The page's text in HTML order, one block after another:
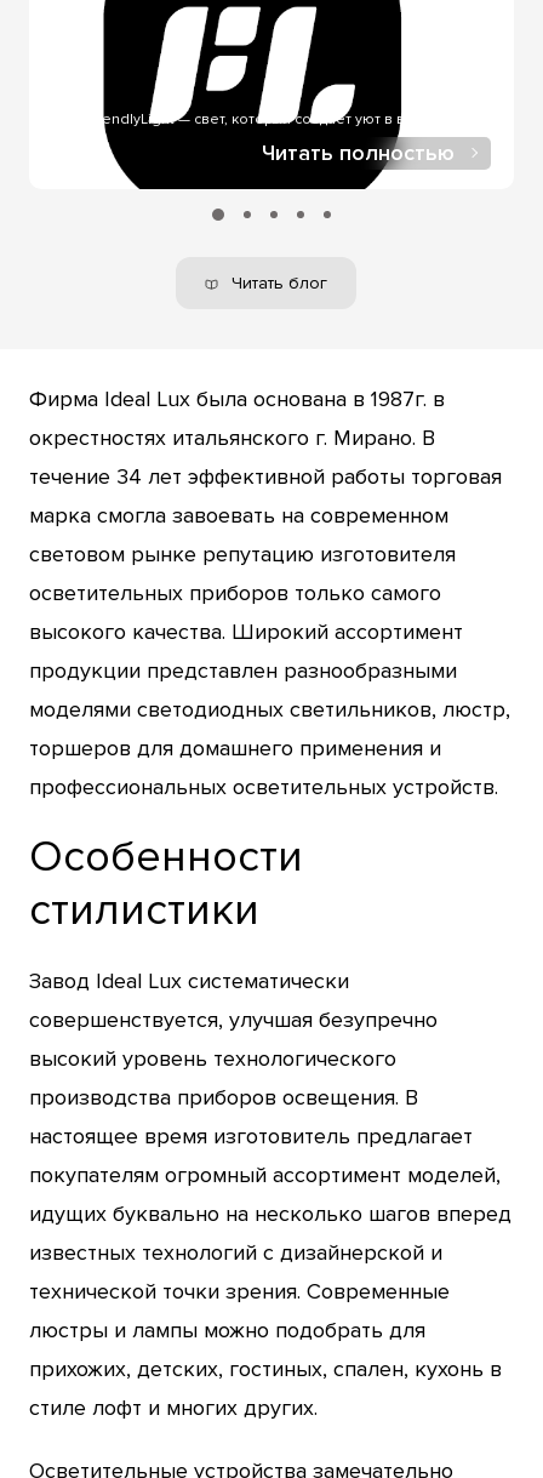
через службы доставки. Оплата онлайн через LiqPay -
при онлайн-покупке, в нашем интернет-магазине.
FriendlyLight — свет, который создает уют в вашем доме..
Читать полностью
Читать блог
Фирма Ideal Lux была основана в 1987г. в
окрестностях итальянского г. Мирано. В
течение 34 лет эффективной работы торговая
марка смогла завоевать на современном
световом рынке репутацию изготовителя
осветительных приборов только самого
высокого качества. Широкий ассортимент
продукции представлен разнообразными
моделями светодиодных светильников, люстр,
торшеров для домашнего применения и
профессиональных осветительных устройств.
Особенности
стилистики
Завод Ideal Lux систематически
совершенствуется, улучшая безупречно
высокий уровень технологического
производства приборов освещения. В
настоящее время изготовитель предлагает
покупателям огромный ассортимент моделей,
идущих буквально на несколько шагов вперед
известных технологий с дизайнерской и
технической точки зрения. Современные
люстры и лампы можно подобрать для
прихожих, детских, гостиных, спален, кухонь в
стиле лофт и многих других.
Осветительные устройства замечательно